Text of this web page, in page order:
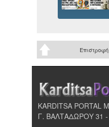
KARDITSA PORTAL
Γ. ΒΑΛΤΑΔΩΡΟΥ 31 -